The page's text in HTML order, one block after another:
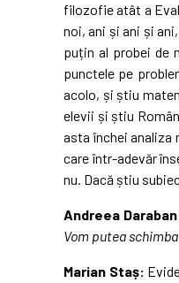
filozofie atât a
noi, ani și ani și
puțin al probei de
punctele pe
acolo, și știu
elevii și știu
asta închei analiza
care într-adevăr
nu. Dacă știu
Andreea
Vom putea
Marian Staș: